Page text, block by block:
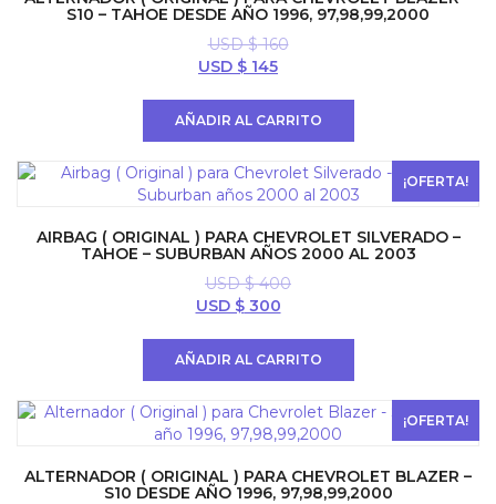
S10 – TAHOE DESDE AÑO 1996, 97,98,99,2000
USD $160
El
era:
$ 160.
USD $ 145El
es:
$ 145.
AÑADIR AL CARRITO
¡OFERTA!
AIRBAG ( ORIGINAL ) PARA CHEVROLET SILVERADO –
TAHOE – SUBURBAN AÑOS 2000 AL 2003
USD $400
El
era:
$ 400.
USD $300El
es:
$ 300.
AÑADIR AL CARRITO
¡OFERTA!
ALTERNADOR ( ORIGINAL ) PARA CHEVROLET BLAZER –
S10 DESDE AÑO 1996, 97,98,99,2000